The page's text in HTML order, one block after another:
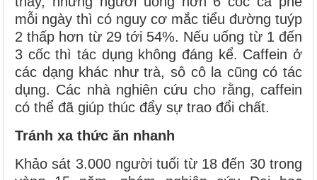
mỗi ngày thì có nguy cơ mắc tiểu đường tuýp
2 thấp hơn từ 29 tới 54%. Nếu uống từ 1 đến
3 cốc thì tác dụng không đáng kể. Caffein ở
các dạng khác như trà, sô cô la cũng có tác
dụng. Các nhà nghiên cứu cho rằng, caffein
có thể đã giúp thúc đẩy sự trao đổi chất.
Tránh xa thức ăn nhanh
Khảo sát 3.000 người tuổi từ 18 đến 30 trong